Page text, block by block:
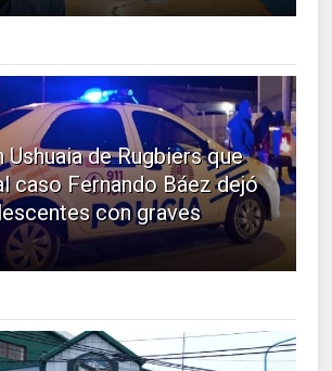
Ushuaia de Rugbiers que
caso Fernando Báez dejó
con graves